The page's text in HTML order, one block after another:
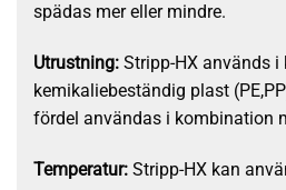
spädas mer eller mindre.
Utrustning: Stripp-HX används i
kemikaliebeständig plast
fördel användas i kombination
Temperatur: Stripp-HX kan